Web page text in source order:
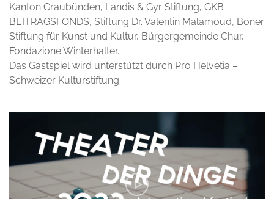
Kanton Graubünden, Landis & Gyr Stiftung, GKB
BEITRAGSFONDS, Stiftung Dr. Valentin Malamoud, Boner
Stiftung für Kunst und Kultur, Bürgergemeinde Chur,
Fondazione Winterhalter.
Das Gastspiel wird unterstützt durch Pro Helvetia –
Schweizer Kulturstiftung.